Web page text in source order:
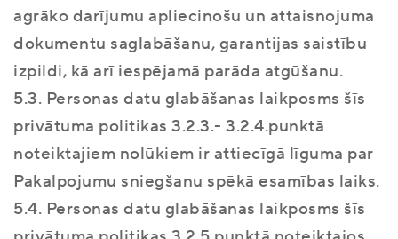
agrāko darījumu apliecinošu un attaisnojuma
dokumentu saglabāšanu, garantijas saistību
izpildi, kā arī iespējamā parāda atgūšanu.
5.3. Personas datu glabāšanas laikposms šīs
privātuma politikas 3.2.3.- 3.2.4.punktā
noteiktajiem nolūkiem ir attiecīgā līguma par
Pakalpojumu sniegšanu spēkā esamības laiks.
5.4. Personas datu glabāšanas laikposms šīs